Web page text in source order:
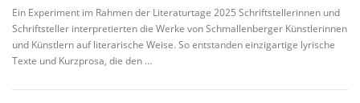
Ein Experiment im Rahmen der Literaturtage 2025 Schriftstellerinnen und
Schriftsteller interpretierten die Werke von Schmallenberger Künstlerinnen
und Künstlern auf literarische Weise. So entstanden einzigartige lyrische
Texte und Kurzprosa, die den …